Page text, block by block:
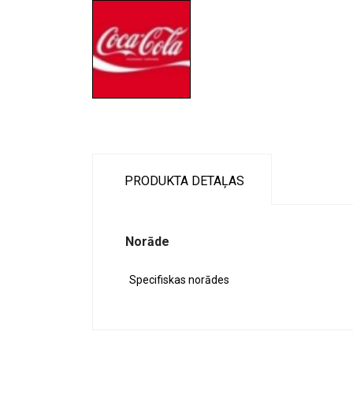
PRODUKTA DETAĻAS
Norāde
Specifiskas norādes